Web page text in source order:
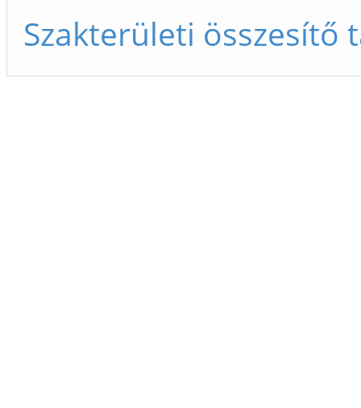
Szakterületi összesítő